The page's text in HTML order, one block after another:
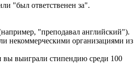
"был ответственен за".
"преподавал английский").
некоммерческими организациями из
вы выиграли стипендию среди 100